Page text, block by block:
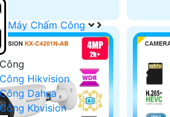
Máy Chấm Công
Hikvision
Dahua
Kbvision